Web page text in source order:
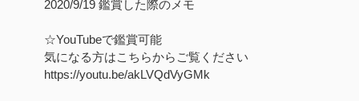
2020/9/19 鑑賞した際のメモ
☆YouTubeで鑑賞可能
気になる方はこちらからご覧ください
https://youtu.be/akLVQdVyGMk